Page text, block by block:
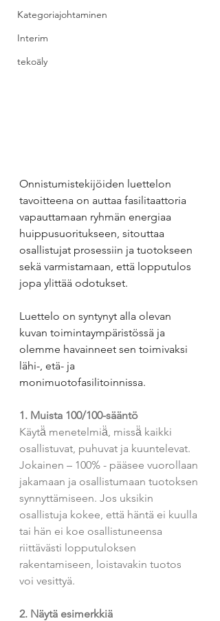
Kategoriajohtaminen
Interim
tekoäly
Onnistumistekijöiden luettelon
tavoitteena on auttaa fasilitaattoria
vapauttamaan ryhmän energiaa
huippusuoritukseen, sitouttaa
osallistujat prosessiin ja tuotokseen
sekä varmistamaan, että lopputulos
jopa ylittää odotukset.
Luettelo on syntynyt alla olevan
kuvan toimintaympäristössä ja
olemme havainneet sen toimivaksi
lähi-, etä- ja
monimuotofasilitoinnissa.
1. Muista 100/100-sääntö
Käytä̈ menetelmiä̈, missä̈ kaikki
osallistuvat, puhuvat ja kuuntelevat.
Jokainen – 100% - pääsee vuorollaan
jakamaan ja osallistumaan tuotoksen
synnyttämiseen. Jos uksikin
osallistuja kokee, että häntä ei kuulla
tai hän ei koe osallistuneensa
riittävästi lopputuloksen
rakentamiseen, loistavakin tuotos
voi vesittyä.
2. Näytä esimerkkiä